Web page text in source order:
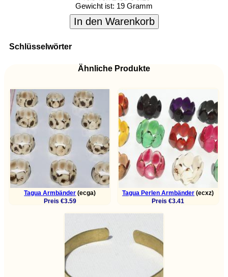
Gewicht ist: 19 Gramm
In den Warenkorb
Schlüsselwörter
Ähnliche Produkte
Tagua Armbänder (ecga)
Preis €3.59
Tagua Perlen Armbänder (ecxz)
Preis €3.41